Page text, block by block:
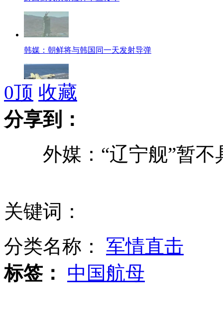
韩媒：朝鲜将与韩国同一天发射导弹
外媒:"辽宁舰"暂不具备战斗力
多喝软饮料或增患前列腺癌几率
日本展出时速500公里磁悬浮列车
俄闯红灯司机将被罚50万卢布
0顶 收藏
分享到：
外媒：“辽宁舰”暂不
关键词：
分类名称： 军情直击
标签：
中国航母